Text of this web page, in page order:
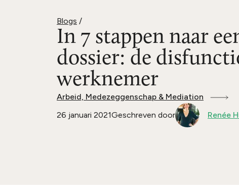
Blogs /
In 7 stappen naar
dossier: de
werknemer
Arbeid, Medezeggenschap & Mediation
26 januari 2021Geschreven door Renée